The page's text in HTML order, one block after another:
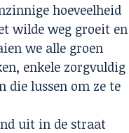
hoeveelheid
wilde weg groeit en
we alle groen
enkele zorgvuldig
die lussen om ze te
uit in de straat